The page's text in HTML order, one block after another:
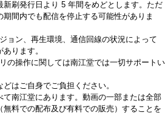
新刷発行日より 5 年間をめどとします。ただ
間内でも配信を停止する可能性がありま
ョン、再生環境、通信回線の状況によって
ります。
の操作に関しては南江堂では一切サポートい
はご自身でご負担ください。
て南江堂にあります。動画の一部または全部
料での配布及び有料での販売）することを